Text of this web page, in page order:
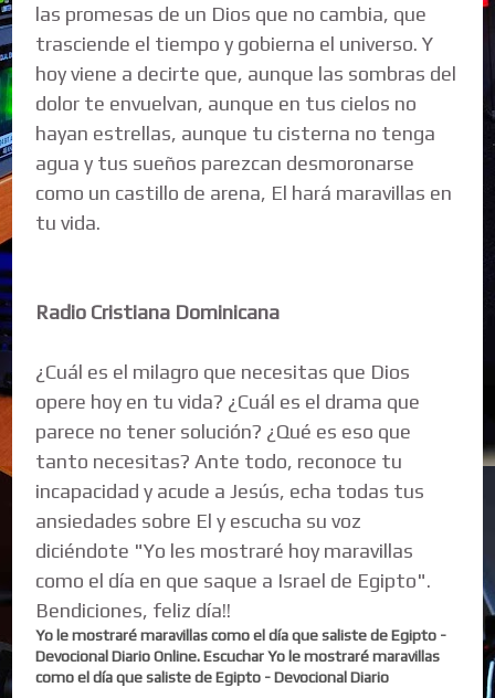
las promesas de un Dios que no cambia, que
trasciende el tiempo y gobierna el universo. Y
hoy viene a decirte que, aunque las sombras del
dolor te envuelvan, aunque en tus cielos no
hayan estrellas, aunque tu cisterna no tenga
agua y tus sueños parezcan desmoronarse
como un castillo de arena, El hará maravillas en
tu vida.
Radio Cristiana Dominicana
¿Cuál es el milagro que necesitas que Dios
opere hoy en tu vida? ¿Cuál es el drama que
parece no tener solución? ¿Qué es eso que
tanto necesitas? Ante todo, reconoce tu
incapacidad y acude a Jesús, echa todas tus
ansiedades sobre El y escucha su voz
diciéndote "Yo les mostraré hoy maravillas
como el día en que saque a Israel de Egipto".
Bendiciones, feliz día!!
Yo le mostraré maravillas como el día que saliste de Egipto -
Devocional Diario Online. Escuchar Yo le mostraré maravillas
como el día que saliste de Egipto - Devocional Diario